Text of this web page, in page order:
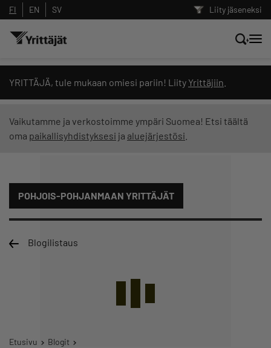
Liity jäseneksi
FI EN SV
YRITTÄJÄ, tule mukaan omiesi pariin! Liity Yrittäjiin
Vaikutamme ja verkostoimme ympäri Suomea! Etsi täältä
oma paikallisyhdistyksesi ja aluejärjestösi
POHJOIS-POHJANMAAN YRITTÄJÄT
Blogilistaus
Etusivu
Blogit
Hae sivustolta tai kysy suoraan
Yrittäjien tekoälyltä
Suodata hakutuloksia: näytä kaikki sisältö